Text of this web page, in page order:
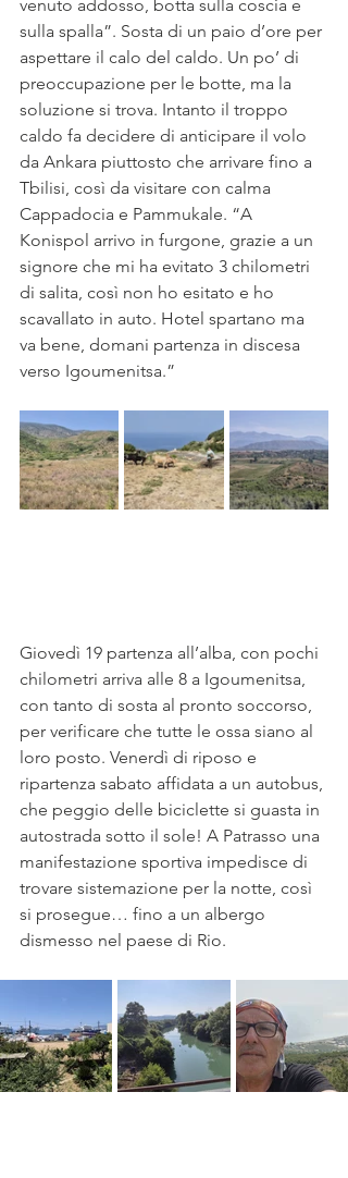
venuto addosso, botta sulla coscia e
sulla spalla”. Sosta di un paio d’ore per
aspettare il calo del caldo. Un po’ di
preoccupazione per le botte, ma la
soluzione si trova. Intanto il troppo
caldo fa decidere di anticipare il volo
da Ankara piuttosto che arrivare fino a
Tbilisi, così da visitare con calma
Cappadocia e Pammukale. “A
Konispol arrivo in furgone, grazie a un
signore che mi ha evitato 3 chilometri
di salita, così non ho esitato e ho
scavallato in auto. Hotel spartano ma
va bene, domani partenza in discesa
verso Igoumenitsa.”
Giovedì 19 partenza all’alba, con pochi
chilometri arriva alle 8 a Igoumenitsa,
con tanto di sosta al pronto soccorso,
per verificare che tutte le ossa siano al
loro posto. Venerdì di riposo e
ripartenza sabato affidata a un autobus,
che peggio delle biciclette si guasta in
autostrada sotto il sole! A Patrasso una
manifestazione sportiva impedisce di
trovare sistemazione per la notte, così
si prosegue… fino a un albergo
dismesso nel paese di Rio.